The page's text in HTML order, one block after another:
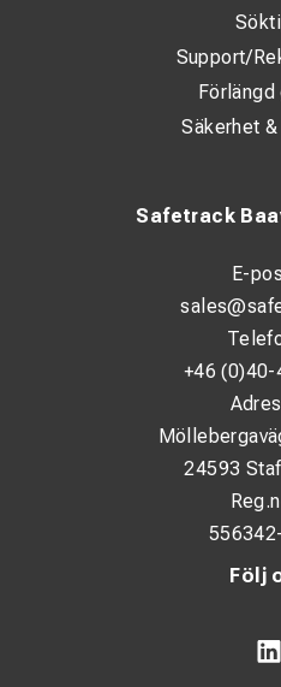
Följ
Safetrack
E-
+46
24593
Support/
Förlängd
Säkerhet